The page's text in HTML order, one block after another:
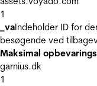
1
_vaIndeholder ID for
besøgende ved
Maksimal
garnius.dk
1